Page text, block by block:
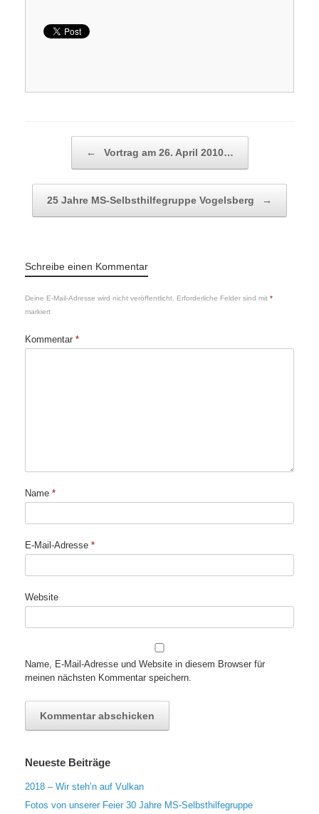
← Vortrag am 26. April 2010…
25 Jahre MS-Selbsthilfegruppe Vogelsberg →
Schreibe einen Kommentar
Deine E-Mail-Adresse wird nicht veröffentlicht. Erforderliche Felder sind mit *
markiert
Kommentar *
Name *
E-Mail-Adresse *
Website
Name, E-Mail-Adresse und Website in diesem Browser für
meinen nächsten Kommentar speichern.
Neueste Beiträge
2018 – Wir steh’n auf Vulkan
Fotos von unserer Feier 30 Jahre MS-Selbsthilfegruppe